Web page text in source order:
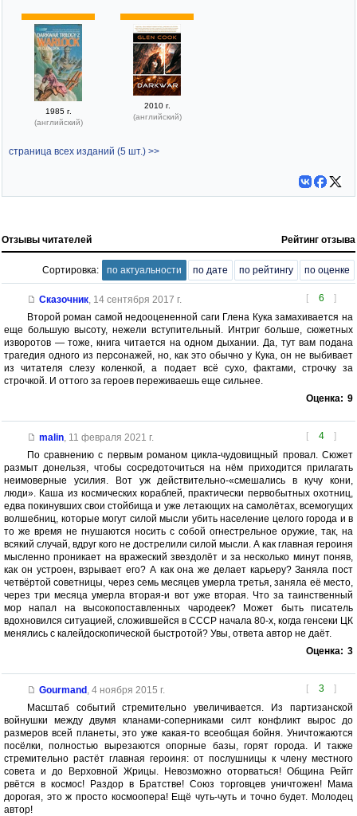
1985 г.
(английский)
2010 г.
(английский)
страница всех изданий (5 шт.) >>
Отзывы читателей Рейтинг отзыва
Сортировка: по актуальности по дате по рейтингу по оценке
[ 6 ]
Сказочник, 14 сентября 2017 г.
Второй роман самой недооцененной саги Глена Кука замахивается на
еще большую высоту, нежели вступительный. Интриг больше, сюжетных
изворотов — тоже, книга читается на одном дыхании. Да, тут вам подана
трагедия одного из персонажей, но, как это обычно у Кука, он не выбивает
из читателя слезу коленкой, а подает всё сухо, фактами, строчку за
строчкой. И оттого за героев переживаешь еще сильнее.
Оценка: 9
[ 4 ]
malin, 11 февраля 2021 г.
По сравнению с первым романом цикла-чудовищный провал. Сюжет
размыт донельзя, чтобы сосредоточиться на нём приходится прилагать
неимоверные усилия. Вот уж действительно-«смешались в кучу кони,
люди». Каша из космических кораблей, практически первобытных охотниц,
едва покинувших свои стойбища и уже летающих на самолётах, всемогущих
волшебниц, которые могут силой мысли убить население целого города и в
то же время не гнушаются носить с собой огнестрельное оружие, так, на
всякий случай, вдруг кого не дострелили силой мысли. А как главная героиня
мысленно проникает на вражеский звездолёт и за несколько минут поняв,
как он устроен, взрывает его? А как она же делает карьеру? Заняла пост
четвёртой советницы, через семь месяцев умерла третья, заняла её место,
через три месяца умерла вторая-и вот уже вторая. Что за таинственный
мор напал на высокопоставленных чародеек? Может быть писатель
вдохновился ситуацией, сложившейся в СССР начала 80-х, когда генсеки ЦК
менялись с калейдоскопической быстротой? Увы, ответа автор не даёт.
Оценка: 3
[ 3 ]
Gourmand, 4 ноября 2015 г.
Масштаб событий стремительно увеличивается. Из партизанской
войнушки между двумя кланами-соперниками силт конфликт вырос до
размеров всей планеты, это уже какая-то всеобщая бойня. Уничтожаются
посёлки, полностью вырезаются опорные базы, горят города. И также
стремительно растёт главная героиня: от послушницы к члену местного
совета и до Верховной Жрицы. Невозможно оторваться! Община Рейгг
рвётся в космос! Раздор в Братстве! Союз торговцев уничтожен! Мама
дорогая, это ж просто космоопера! Ещё чуть-чуть и точно будет. Молодец
автор!